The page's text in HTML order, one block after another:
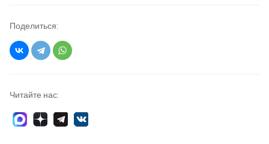
Поделиться:
Читайте нас: